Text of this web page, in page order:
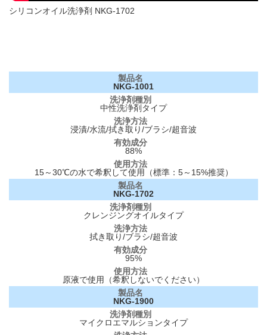
シリコンオイル洗浄剤 NKG-1702
NKG-1001
中性洗浄剤タイプ
浸漬/水流/拭き取り/ブラシ/超音波
88%
15～30℃の水で希釈して使用（標準：5～15%推奨）
NKG-1702
クレンジングオイルタイプ
拭き取り/ブラシ/超音波
95%
原液で使用（希釈しないでください）
NKG-1900
マイクロエマルションタイプ